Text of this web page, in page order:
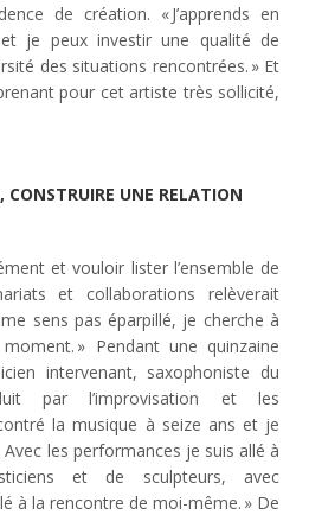
de création. « J’apprends en
et je peux investir une qualité de
des situations rencontrées. » Et
pour cet artiste très sollicité,
CONSTRUIRE UNE RELATION
et vouloir lister l’ensemble de
et collaborations relèverait
sens pas éparpillé, je cherche à
» Pendant une quinzaine
intervenant, saxophoniste du
par l’improvisation et les
la musique à seize ans et je
les performances je suis allé à
et de sculpteurs, avec
à la rencontre de moi-même. » De